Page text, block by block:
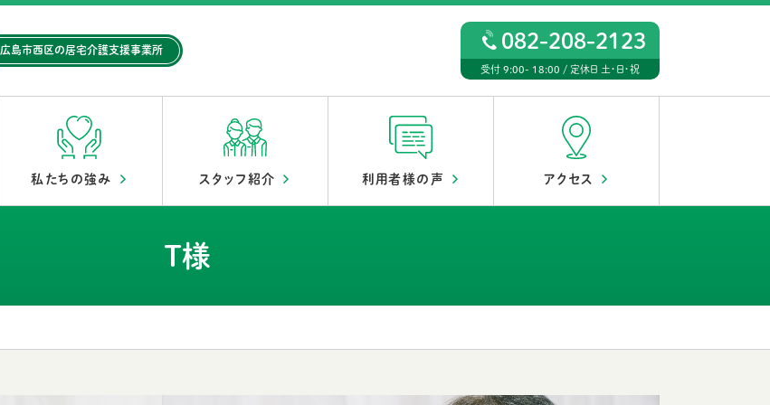
広島市西区の居宅介護支援事業所 082-208-2123
受付 9:00- 18:00 / 定休日 土・日・祝
私たちの強み スタッフ紹介 利用者様の声 アクセス
T様